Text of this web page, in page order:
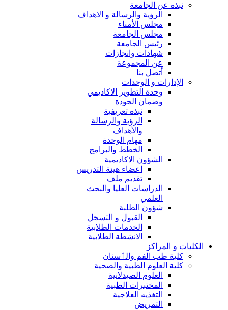
نبذه عن الجامعة
الرؤية والرسالة و الاهداف
مجلس الأمناء
مجلس الجامعة
رئيس الجامعة
شهادات وانجازات
عن المجموعة
أتصل بنا
الإدارات و الوحدات
وحدة التطوير الاكاديمي
وضمان الجودة
نبذه تعريفية
الرؤية والرسالة
والأهداف
مهام الوحدة
الخطط والبرامج
الشؤون الاكاديمية
اعضاء هيئة التدريس
تقديم ملف
الدراسات العليا والبحث
العلمي
شؤون الطلبة
القبول و التسجل
الخدمات الطلابية
الانشطة الطلابية
الكليات و المراكز
كلية طب الفم والٲسنان
كلية العلوم الطبية والصحية
العلوم الصيدلانية
المختبرات الطبية
التغذيه العلاجية
التمريض